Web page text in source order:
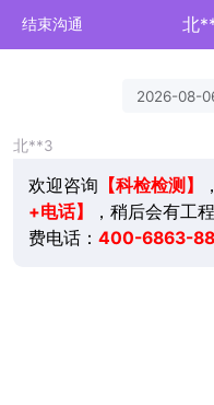
结束沟通 北
2026-08-
北**3
欢迎咨询 【科检检测】
+电话】
，稍后会有工
费电话： 400-6863-